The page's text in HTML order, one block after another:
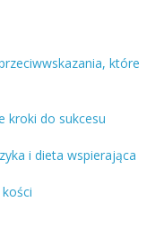
które
kroki do sukcesu
i dieta wspierająca